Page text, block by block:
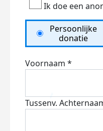
Ik doe een
Persoonlijke
donatie
Voornaam *
Tussenv.